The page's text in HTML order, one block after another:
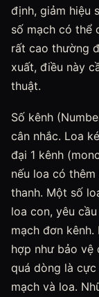
định, giảm hiệu
số mạch có thể
rất cao thường
xuất, điều này
thuật.
Số kênh
cân nhắc. Loa
đại 1 kênh
nếu loa có
thanh. Một số
loa con, yêu
mạch đơn
hợp như bảo vệ
quá dòng là
mạch và loa.